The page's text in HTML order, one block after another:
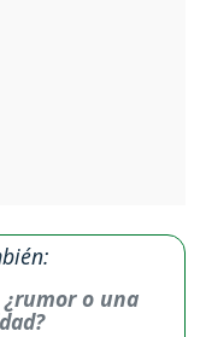
o una